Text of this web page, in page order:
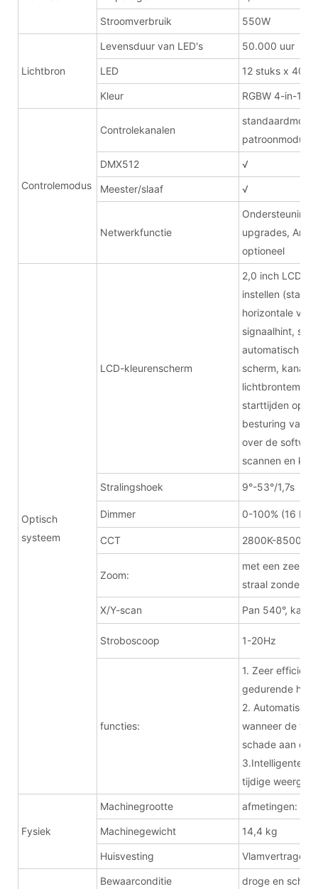
Stroomverbruik 550W
Lichtbron
Levensduur van LED's 50.000 uur
LED 12 stuks x 40W
Kleur RGBW 4-in-1
Controlemodus
Controlekanalen
patroonmodus
DMX512 √
Meester/slaaf √
Netwerkfunctie
Ondersteuning
upgrades,
optioneel
Optisch
systeem
LCD-kleurenscherm
2,0 inch LCD-
instellen
horizontale
signaalhint,
automatisch
scherm,
starttijden
besturing van
over de
scannen en
Stralingshoek 9°-53°/1,7s
Dimmer 0-100% (16
CCT 2800K-8500K
Zoom:
met een zeer
straal zonder
X/Y-scan Pan 540°,
Stroboscoop 1-20Hz
functies:
1. Zeer
gedurende het
2.
wanneer de
schade aan de
3.Intelligente
tijdige
Fysiek
Machinegrootte afmetingen:
Machinegewicht 14,4 kg
Huisvesting
Bewaarconditie droge en